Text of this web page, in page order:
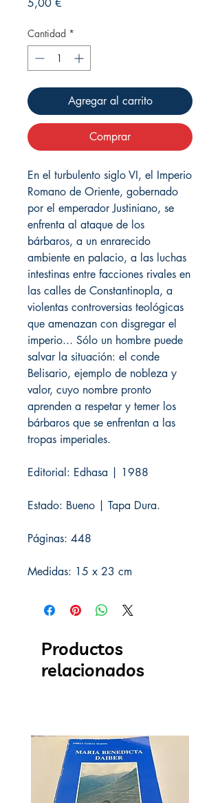
5,00 €
Cantidad *
Agregar al carrito
Comprar
En el turbulento siglo VI, el Imperio
Romano de Oriente, gobernado
por el emperador Justiniano, se
enfrenta al ataque de los
bárbaros, a un enrarecido
ambiente en palacio, a las luchas
intestinas entre facciones rivales en
las calles de Constantinopla, a
violentas controversias teológicas
que amenazan con disgregar el
imperio... Sólo un hombre puede
salvar la situación: el conde
Belisario, ejemplo de nobleza y
valor, cuyo nombre pronto
aprenden a respetar y temer los
bárbaros que se enfrentan a las
tropas imperiales.
Editorial: Edhasa | 1988
Estado: Bueno | Tapa Dura.
Páginas: 448
Medidas: 15 x 23 cm
Productos
relacionados